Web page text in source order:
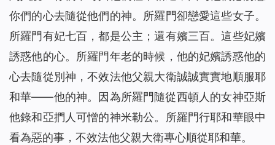
你們的心去隨從他們的神。所羅門卻戀愛這些女子。
所羅門有妃七百，都是公主；還有嬪三百。這些妃嬪
誘惑他的心。所羅門年老的時候，他的妃嬪誘惑他的
心去隨從別神，不效法他父親大衛誠誠實實地順服耶
和華——他的神。因為所羅門隨從西頓人的女神亞斯
他錄和亞捫人可憎的神米勒公。所羅門行耶和華眼中
看為惡的事，不效法他父親大衛專心順從耶和華。